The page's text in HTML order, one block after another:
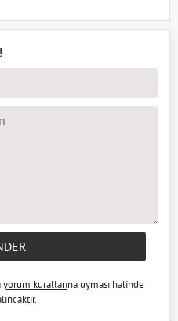
yorum kurallarına uyması halinde